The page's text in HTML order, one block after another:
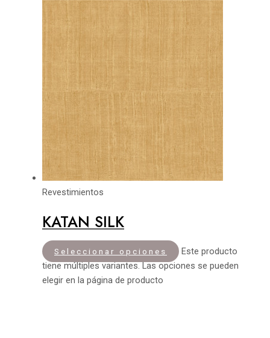
Revestimientos
KATAN SILK
Seleccionar opciones
Este producto
tiene múltiples variantes. Las opciones se pueden
elegir en la página de producto